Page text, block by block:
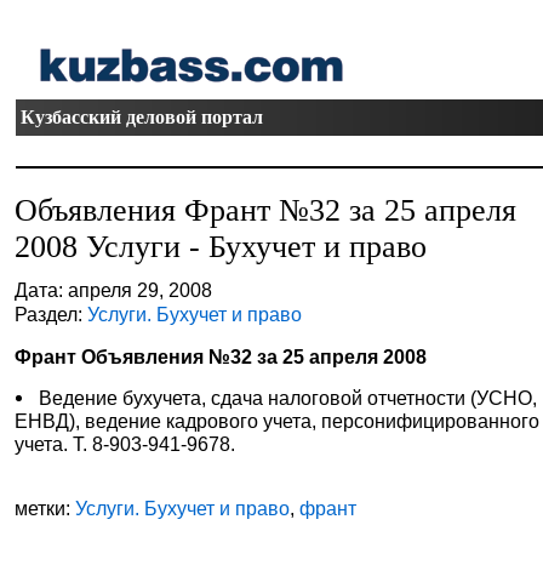
Кузбасский деловой портал
Объявления Франт №32 за 25 апреля
2008 Услуги - Бухучет и право
Дата: апреля 29, 2008
Раздел:Услуги. Бухучет и право
Франт Объявления №32 за 25 апреля 2008
Ведение бухучета, сдача налоговой отчетности (УСНО,
ЕНВД), ведение кадрового учета, персонифицированного
учета. Т. 8-903-941-9678.
метки:Услуги. Бухучет и право,франт